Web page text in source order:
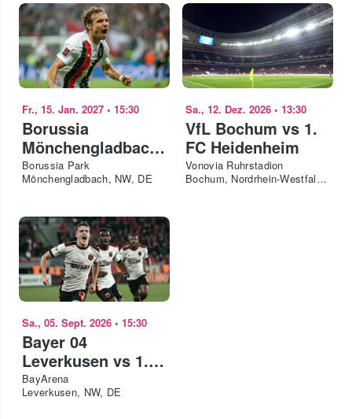
Fr., 15. Jan. 2027 • 15:30
Borussia
Mönchengladbach
vs 1. FC Union
Berlin
Borussia Park
Mönchengladbach, NW, DE
Sa., 12. Dez. 2026 • 13:30
VfL Bochum vs 1.
FC Heidenheim
Vonovia Ruhrstadion
Bochum, Nordrhein-Westfalen, DE
Sa., 05. Sept. 2026 • 15:30
Bayer 04
Leverkusen vs 1.
FC Union Berlin
BayArena
Leverkusen, NW, DE